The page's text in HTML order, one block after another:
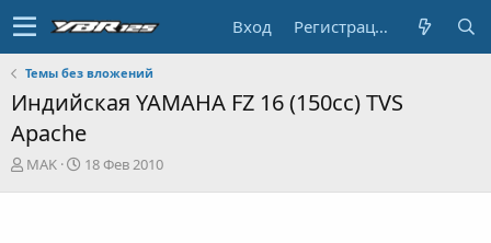
Вход Регистрация
Темы без вложений
Индийская YAMAHA FZ 16 (150cc) TVS
Apache
А
MAK
Д
18 Фев 2010